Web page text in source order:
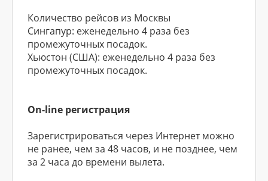
Количество рейсов из Москвы
Сингапур: еженедельно 4 раза без
промежуточных посадок.
Хьюстон (США): еженедельно 4 раза без
промежуточных посадок.
On-line регистрация
Зарегистрироваться через Интернет можно
не ранее, чем за 48 часов, и не позднее, чем
за 2 часа до времени вылета.